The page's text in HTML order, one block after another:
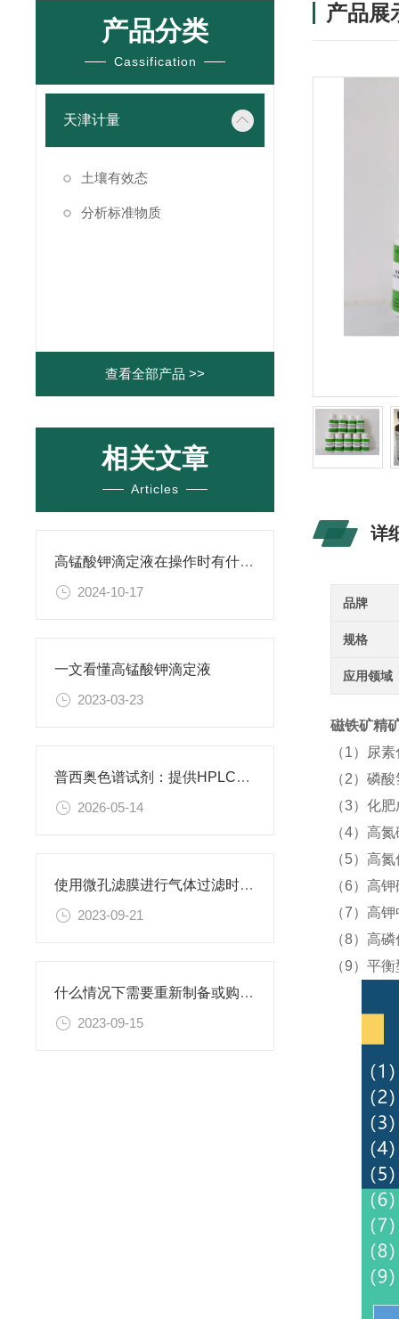
产品分类
Cassification
天津计量
土壤有效态
分析标准物质
查看全部产品 >>
相关文章
Articles
高锰酸钾滴定液在操作时有什么要领可言呢？
2024-10-17
一文看懂高锰酸钾滴定液
2023-03-23
普西奥色谱试剂：提供HPLC级、LC-MS级等多种规格色谱试剂
2026-05-14
使用微孔滤膜进行气体过滤时，有哪些注意事项和常见问题需要关注？
2023-09-21
什么情况下需要重新制备或购置新的乙二胺四乙酸二钠滴定溶液标准物质？
2023-09-15
产品展
详
品牌
规格
应用领域
磁铁矿精
（1）
（2）磷
（3）
（4）高
（5）高
（6）高
（7）高
（8）高
（9）平